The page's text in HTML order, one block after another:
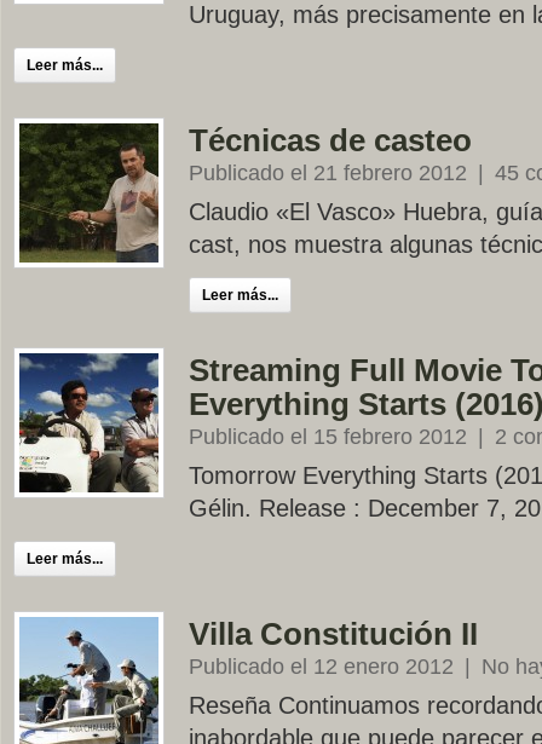
Uruguay, más precisamente
Leer más...
Técnicas de casteo
Publicado el 21 febrero 2012 45
Claudio «El Vasco» Huebra,
cast, nos muestra algunas
Leer más...
Streaming Full Movie
Everything Starts
Publicado el 15 febrero 2012 2
Tomorrow Everything Starts
Gélin. Release : December 7,
Leer más...
Villa Constitución II
Publicado el 12 enero 2012 No
Reseña Continuamos
inabordable que puede parecer